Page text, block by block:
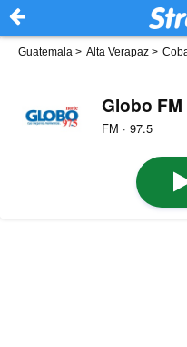
Guatemala > Alta Verapaz >
Globo
FM · 97.5